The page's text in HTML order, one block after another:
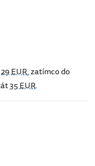
29 EUR, zatímco do
35 EUR.